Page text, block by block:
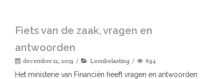
Fiets van de zaak, vragen en
antwoorden
december 12, 2019 Loonbelasting 694
Het ministerie van Financiën heeft vragen en antwoorden